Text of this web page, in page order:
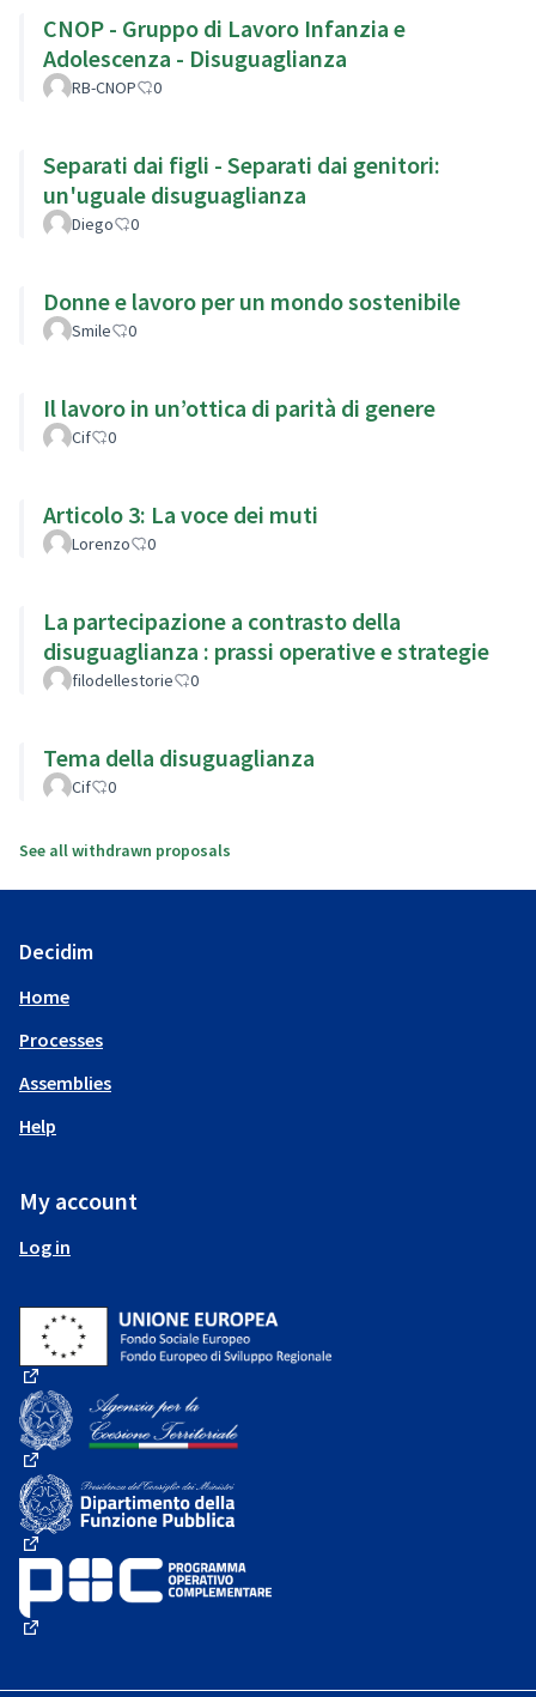
CNOP - Gruppo di Lavoro Infanzia e
Adolescenza - Disuguaglianza
RB-CNOP 0
Separati dai figli - Separati dai genitori:
un'uguale disuguaglianza
Diego 0
Donne e lavoro per un mondo sostenibile
Smile 0
Il lavoro in un’ottica di parità di genere
Cif 0
Articolo 3: La voce dei muti
Lorenzo 0
La partecipazione a contrasto della
disuguaglianza : prassi operative e strategie
filodellestorie 0
Tema della disuguaglianza
Cif 0
See all withdrawn proposals
Decidim
Home
Processes
Assemblies
Help
My account
Log in
(External link)
(External link)
(External link)